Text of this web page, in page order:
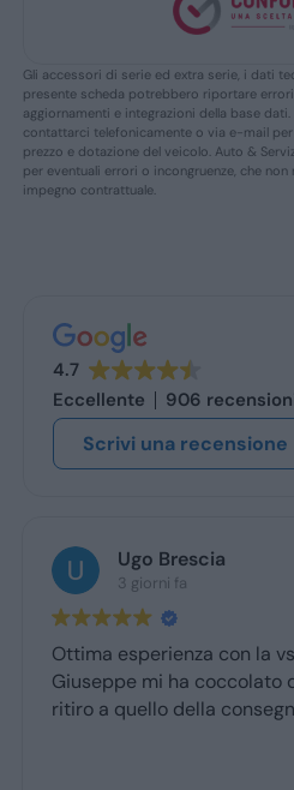
Gli accessori di serie ed extra serie, i dati
presente scheda potrebbero riportare
aggiornamenti e integrazioni della base
contattarci telefonicamente o via e-mail
prezzo e dotazione del veicolo. Auto &
per eventuali errori o incongruenze, che
impegno contrattuale.
4.7
Eccellente
906
Scrivi una recensione
Ugo Brescia
3 giorni fa
Ottima esperienza con la
Giuseppe mi ha coccolato
ritiro a quello della